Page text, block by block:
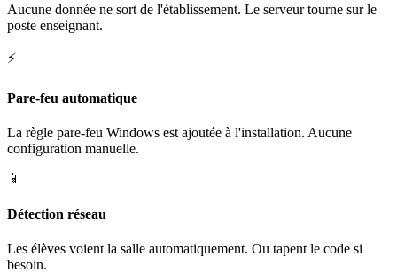
Aucune donnée ne sort de l'établissement. Le serveur tourne sur le
poste enseignant.
⚡
Pare-feu automatique
La règle pare-feu Windows est ajoutée à l'installation. Aucune
configuration manuelle.
📱
Détection réseau
Les élèves voient la salle automatiquement. Ou tapent le code si
besoin.